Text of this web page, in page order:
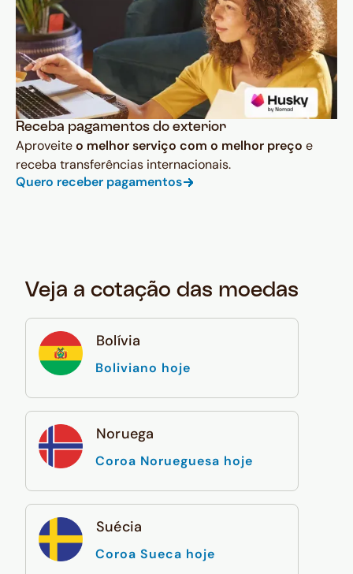
Receba pagamentos do exterior
Aproveiteo melhor serviço com o melhor preço e
receba transferências internacionais.
Quero receber pagamentos
Veja a cotação das moedas
Bolívia
Boliviano hoje
Noruega
Coroa Norueguesa hoje
Suécia
Coroa Sueca hoje